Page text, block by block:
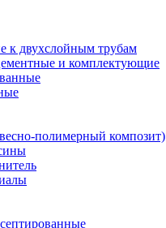
к двухслойным трубам
и комплектующие
полимерный композит)